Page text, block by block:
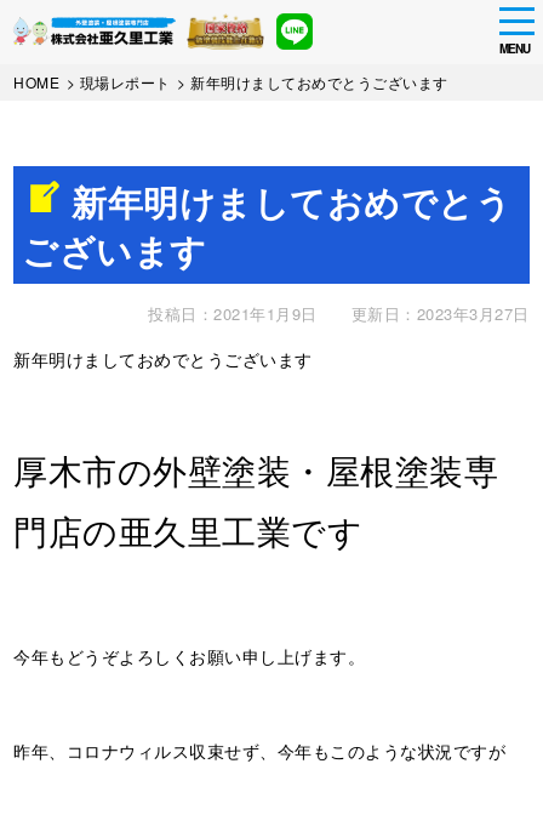
Skip
MENU
HOME > 現場レポート >新年明けましておめでとうございます
新年明けましておめでとう
ございます
投稿日：2021年1月9日 更新日：2023年3月27日
新年明けましておめでとうございます
厚木市の外壁塗装・屋根塗装専
門店の亜久里工業です
今年もどうぞよろしくお願い申し上げます。
昨年、コロナウィルス収束せず、今年もこのような状況ですが